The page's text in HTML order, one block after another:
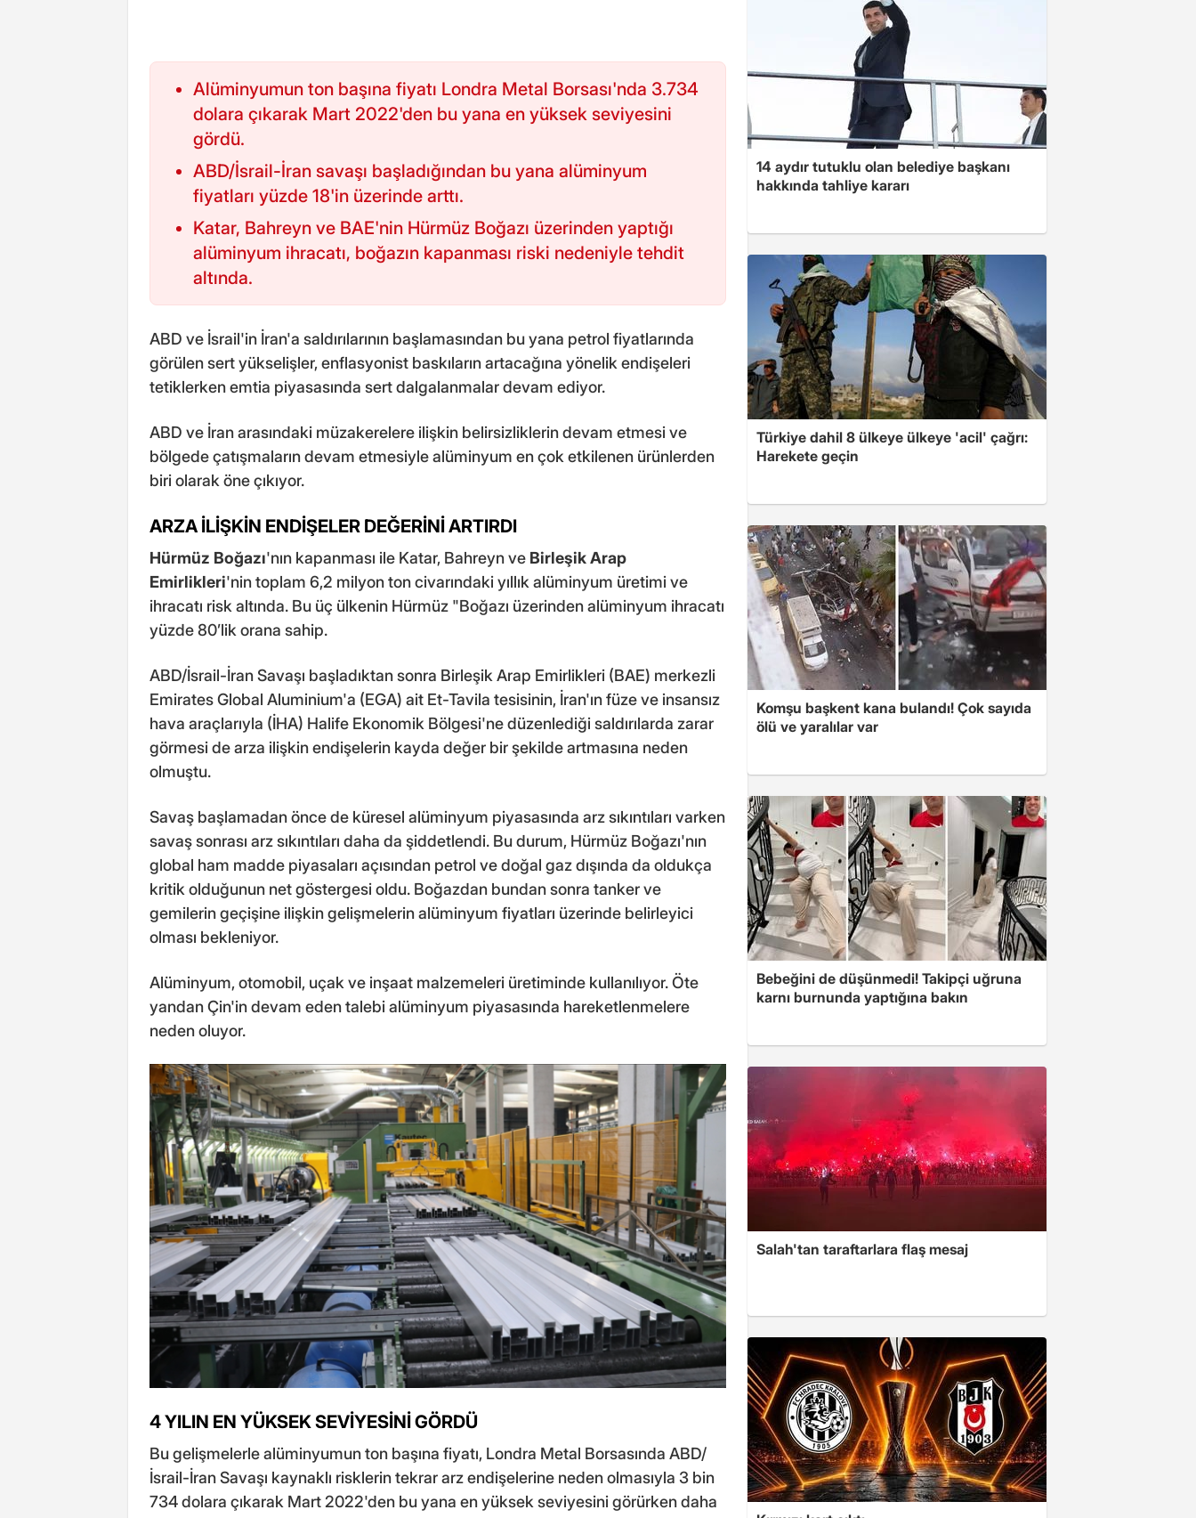
Alüminyumun ton başına fiyatı Londra Metal Borsası'nda 3.734
dolara çıkarak Mart 2022'den bu yana en yüksek seviyesini
gördü.
ABD/İsrail-İran savaşı başladığından bu yana alüminyum
fiyatları yüzde 18'in üzerinde arttı.
Katar, Bahreyn ve BAE'nin Hürmüz Boğazı üzerinden yaptığı
alüminyum ihracatı, boğazın kapanması riski nedeniyle tehdit
altında.
ABD ve İsrail'in İran'a saldırılarının başlamasından bu yana petrol fiyatlarında
görülen sert yükselişler, enflasyonist baskıların artacağına yönelik endişeleri
tetiklerken emtia piyasasında sert dalgalanmalar devam ediyor.
ABD ve İran arasındaki müzakerelere ilişkin belirsizliklerin devam etmesi ve
bölgede çatışmaların devam etmesiyle alüminyum en çok etkilenen ürünlerden
biri olarak öne çıkıyor.
ARZA İLİŞKİN ENDİŞELER DEĞERİNİ ARTIRDI
Hürmüz Boğazı'nın kapanması ile Katar, Bahreyn ve Birleşik Arap
Emirlikleri'nin toplam 6,2 milyon ton civarındaki yıllık alüminyum üretimi ve
ihracatı risk altında. Bu üç ülkenin Hürmüz "Boğazı üzerinden alüminyum ihracatı
yüzde 80’lik orana sahip.
ABD/İsrail-İran Savaşı başladıktan sonra Birleşik Arap Emirlikleri (BAE) merkezli
Emirates Global Aluminium'a (EGA) ait Et-Tavila tesisinin, İran'ın füze ve insansız
hava araçlarıyla (İHA) Halife Ekonomik Bölgesi'ne düzenlediği saldırılarda zarar
görmesi de arza ilişkin endişelerin kayda değer bir şekilde artmasına neden
olmuştu.
Savaş başlamadan önce de küresel alüminyum piyasasında arz sıkıntıları varken
savaş sonrası arz sıkıntıları daha da şiddetlendi. Bu durum, Hürmüz Boğazı'nın
global ham madde piyasaları açısından petrol ve doğal gaz dışında da oldukça
kritik olduğunun net göstergesi oldu. Boğazdan bundan sonra tanker ve
gemilerin geçişine ilişkin gelişmelerin alüminyum fiyatları üzerinde belirleyici
olması bekleniyor.
Alüminyum, otomobil, uçak ve inşaat malzemeleri üretiminde kullanılıyor. Öte
yandan Çin'in devam eden talebi alüminyum piyasasında hareketlenmelere
neden oluyor.
4 YILIN EN YÜKSEK SEVİYESİNİ GÖRDÜ
Bu gelişmelerle alüminyumun ton başına fiyatı, Londra Metal Borsasında ABD/
İsrail-İran Savaşı kaynaklı risklerin tekrar arz endişelerine neden olmasıyla 3 bin
734 dolara çıkarak Mart 2022'den bu yana en yüksek seviyesini görürken daha
14 aydır tutuklu olan belediye başkanı
hakkında tahliye kararı
Türkiye dahil 8 ülkeye ülkeye 'acil' çağrı:
Harekete geçin
Komşu başkent kana bulandı! Çok sayıda
ölü ve yaralılar var
Bebeğini de düşünmedi! Takipçi uğruna
karnı burnunda yaptığına bakın
Salah'tan taraftarlara flaş mesaj